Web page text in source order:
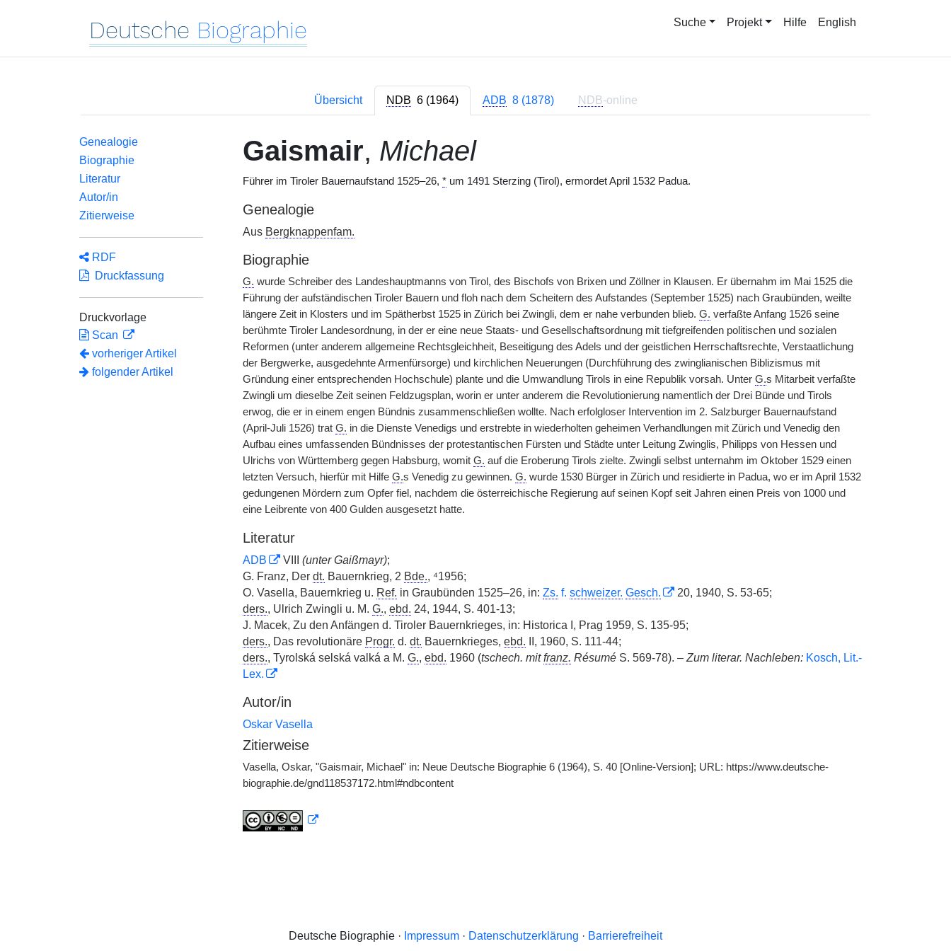
Deutsche Biographie Suche Projekt Hilfe English
Übersicht NDB 6 (1964) ADB 8 (1878) NDB-online
Genealogie
Biographie
Literatur
Autor/in
Zitierweise
RDF
Druckfassung
Druckvorlage
Scan
vorheriger Artikel
folgender Artikel
Gaismair, Michael
Führer im Tiroler Bauernaufstand 1525–26, *um 1491 Sterzing (Tirol), ermordet April 1532 Padua.
Genealogie
Aus Bergknappenfam.
Biographie
G. wurde Schreiber des Landeshauptmanns von Tirol, des Bischofs von Brixen und Zöllner in Klausen. Er übernahm im Mai 1525 die
Führung der aufständischen Tiroler Bauern und floh nach dem Scheitern des Aufstandes (September 1525) nach Graubünden, weilte
längere Zeit in Klosters und im Spätherbst 1525 in Zürich bei Zwingli, dem er nahe verbunden blieb. G. verfaßte Anfang 1526 seine
berühmte Tiroler Landesordnung, in der er eine neue Staats- und Gesellschaftsordnung mit tiefgreifenden politischen und sozialen
Reformen (unter anderem allgemeine Rechtsgleichheit, Beseitigung des Adels und der geistlichen Herrschaftsrechte, Verstaatlichung
der Bergwerke, ausgedehnte Armenfürsorge) und kirchlichen Neuerungen (Durchführung des zwinglianischen Biblizismus mit
Gründung einer entsprechenden Hochschule) plante und die Umwandlung Tirols in eine Republik vorsah. Unter G.s Mitarbeit verfaßte
Zwingli um dieselbe Zeit seinen Feldzugsplan, worin er unter anderem die Revolutionierung namentlich der Drei Bünde und Tirols
erwog, die er in einem engen Bündnis zusammenschließen wollte. Nach erfolgloser Intervention im 2. Salzburger Bauernaufstand
(April-Juli 1526) trat G. in die Dienste Venedigs und erstrebte in wiederholten geheimen Verhandlungen mit Zürich und Venedig den
Aufbau eines umfassenden Bündnisses der protestantischen Fürsten und Städte unter Leitung Zwinglis, Philipps von Hessen und
Ulrichs von Württemberg gegen Habsburg, womit G. auf die Eroberung Tirols zielte. Zwingli selbst unternahm im Oktober 1529 einen
letzten Versuch, hierfür mit Hilfe G.s Venedig zu gewinnen. G. wurde 1530 Bürger in Zürich und residierte in Padua, wo er im April 1532
gedungenen Mördern zum Opfer fiel, nachdem die österreichische Regierung auf seinen Kopf seit Jahren einen Preis von 1000 und
eine Leibrente von 400 Gulden ausgesetzt hatte.
Literatur
ADB VIII (unter Gaißmayr);
G. Franz, Der dt. Bauernkrieg, 2 Bde., ⁴1956;
O. Vasella, Bauernkrieg u. Ref. in Graubünden 1525–26, in: Zs. f. schweizer. Gesch.
20, 1940, S. 53-65;
ders., Ulrich Zwingli u. M. G., ebd. 24, 1944, S. 401-13;
J. Macek, Zu den Anfängen d. Tiroler Bauernkrieges, in: Historica I, Prag 1959, S. 135-95;
ders., Das revolutionäre Progr. d. dt. Bauernkrieges, ebd. II, 1960, S. 111-44;
ders., Tyrolská selská valká a M. G., ebd. 1960 (tschech. mitfranz. RésuméS. 569-78). – Zum literar. Nachleben: Kosch, Lit.-
Lex.
Autor/in
Oskar Vasella
Zitierweise
Vasella, Oskar, "Gaismair, Michael" in: Neue Deutsche Biographie 6 (1964), S. 40 [Online-Version]; URL: https://www.deutsche-
biographie.de/gnd118537172.html#ndbcontent
Deutsche Biographie · Impressum · Datenschutzerklärung · Barrierefreiheit